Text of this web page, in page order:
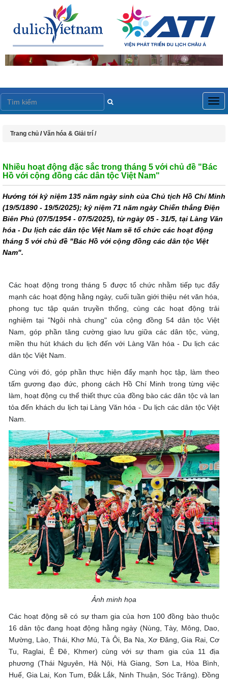
Trang chủ /Văn hóa & Giải trí /
Nhiều hoạt động đặc sắc trong tháng 5 với chủ đề "Bác
Hồ với cộng đồng các dân tộc Việt Nam"
Hướng tới kỷ niệm 135 năm ngày sinh của Chủ tịch Hồ Chí Minh
(19/5/1890 - 19/5/2025); kỷ niệm 71 năm ngày Chiến thắng Điện
Biên Phủ (07/5/1954 - 07/5/2025), từ ngày 05 - 31/5, tại Làng Văn
hóa - Du lịch các dân tộc Việt Nam sẽ tổ chức các hoạt động
tháng 5 với chủ đề "Bác Hồ với cộng đồng các dân tộc Việt
Nam".
Các hoạt động trong tháng 5 được tổ chức nhằm tiếp tục đẩy
mạnh các hoạt động hằng ngày, cuối tuần giới thiệu nét văn hóa,
phong tục tập quán truyền thống, cùng các hoạt động trải
nghiệm tại "Ngôi nhà chung" của cộng đồng 54 dân tộc Việt
Nam, góp phần tăng cường giao lưu giữa các dân tộc, vùng,
miền thu hút khách du lịch đến với Làng Văn hóa - Du lịch các
dân tộc Việt Nam.
Cùng với đó, góp phần thực hiện đẩy mạnh học tập, làm theo
tấm gương đạo đức, phong cách Hồ Chí Minh trong từng việc
làm, hoạt động cụ thể thiết thực của đồng bào các dân tộc và lan
tỏa đến khách du lịch tại Làng Văn hóa - Du lịch các dân tộc Việt
Nam.
Ảnh minh họa
Các hoạt động sẽ có sự tham gia của hơn 100 đồng bào thuộc
16 dân tộc đang hoạt động hằng ngày (Nùng, Tày, Mông, Dao,
Mường, Lào, Thái, Khơ Mú, Tà Ôi, Ba Na, Xơ Đăng, Gia Rai, Cơ
Tu, Raglai, Ê Đê, Khmer) cùng với sự tham gia của 11 địa
phương (Thái Nguyên, Hà Nội, Hà Giang, Sơn La, Hòa Bình,
Huế, Gia Lai, Kon Tum, Đắk Lắk, Ninh Thuận, Sóc Trăng). Đồng